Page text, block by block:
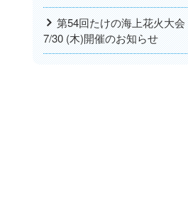
第54回たけの海上花火大会
7/30 (木)開催のお知らせ